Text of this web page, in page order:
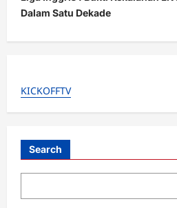
a
v
g
o
Dalam Satu Dekade
KICKOFFTV
Search